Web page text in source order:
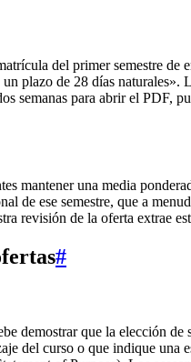
del primer semestre
plazo de 28 días naturales».
semanas para abrir el PDF,
mantener una media
de ese semestre, que a
revisión de la oferta extrae
#
que la elección de
del curso o que indique una